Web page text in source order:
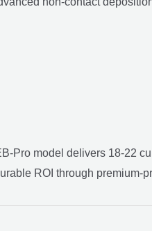
Pro model delivers 18-22
ROI through premium-